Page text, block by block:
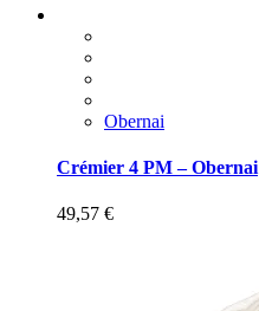
Obernai
Crémier 4 PM – Obernai
49,57 €